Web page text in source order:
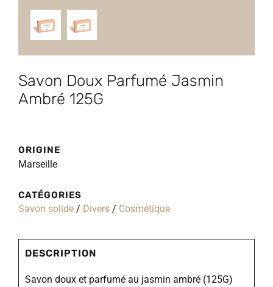
Savon Doux Parfumé Jasmin
Ambré 125G
ORIGINE
Marseille
CATÉGORIES
Savon solide / Divers / Cosmétique
DESCRIPTION
Savon doux et parfumé au jasmin ambré (125G)